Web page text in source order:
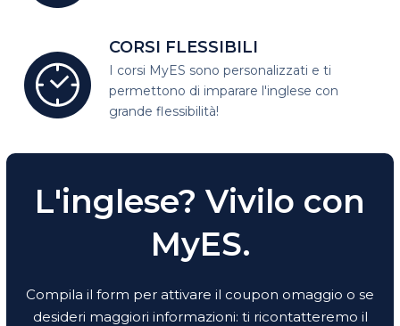
CORSI FLESSIBILI
I corsi MyES sono personalizzati eti
permettono di imparare l'inglese con
grande flessibilità!
L'inglese? Vivilo con
MyES.
Compila il form per attivare il coupon omaggio o se
desideri maggiori informazioni: ti ricontatteremo il